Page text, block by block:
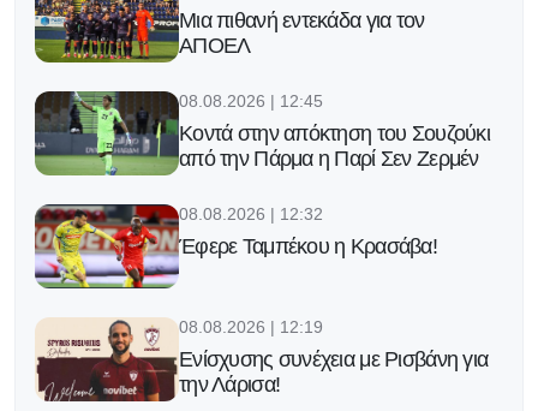
Μια πιθανή εντεκάδα για τον
ΑΠΟΕΛ
08.08.2026 | 12:45
Κοντά στην απόκτηση του Σουζούκι
από την Πάρμα η Παρί Σεν Ζερμέν
08.08.2026 | 12:32
Έφερε Ταμπέκου η Κρασάβα!
08.08.2026 | 12:19
Ενίσχυσης συνέχεια με Ρισβάνη για
την Λάρισα!